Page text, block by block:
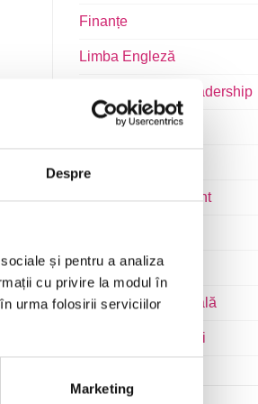
Despre
și pentru a analiza
cu privire la modul în
urma folosirii serviciilor
Marketing
Finanțe
Limba Engleză
Management și Leadership
Marketing
Project Management
Serviciul clienți
Transformare Digitală
Vânzări și negocieri